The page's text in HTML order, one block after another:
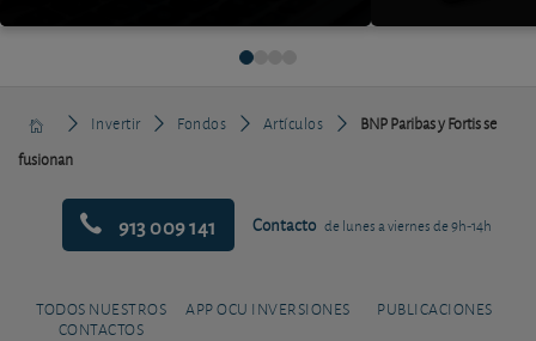
Invertir Fondos Artículos
BNP Paribas y Fortis se
fusionan
913 009 141 Contacto de lunes a viernes de 9h-14h
TODOS NUESTROS
CONTACTOS
APP OCU INVERSIONES PUBLICACIONES